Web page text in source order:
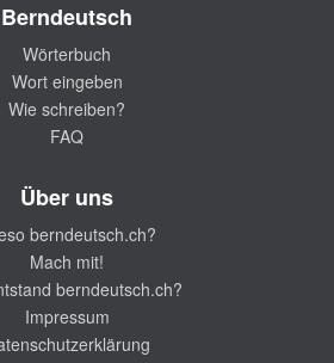
Berndeutsch
Wörterbuch
Wort eingeben
Wie schreiben?
FAQ
Über uns
berndeutsch.ch?
Mach mit!
berndeutsch.ch?
Impressum